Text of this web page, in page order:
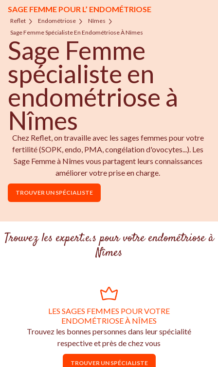
SAGE FEMME POUR L’ ENDOMÉTRIOSE
Reflet Endométriose
Nîmes
Sage Femme Spécialiste En Endométriose À Nîmes
Sage Femme
spécialiste en
endométriose à
Nîmes
Chez Reflet, on travaille avec les sages femmes pour votre
fertilité (SOPK, endo, PMA, congélation d'ovocytes...). Les
Sage Femme à Nîmes vous partagent leurs connaissances
améliorer votre prise en charge.
TROUVER UN SPÉCIALISTE
Trouvez les expert.e.s pour votre endométriose à
Nîmes
LES SAGES FEMMES POUR VOTRE
ENDOMÉTRIOSE À NÎMES
Trouvez les bonnes personnes dans leur spécialité
respective et près de chez vous
TROUVER UN SPÉCIALISTE